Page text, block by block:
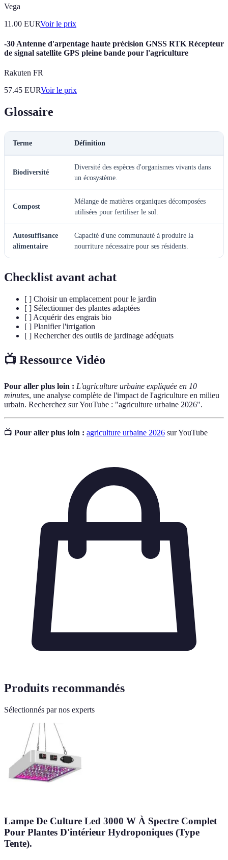
Vega
11.00 EURVoir le prix
-30 Antenne d'arpentage haute précision GNSS RTK Récepteur
de signal satellite GPS pleine bande pour l'agriculture
Rakuten FR
57.45 EURVoir le prix
Glossaire
Terme Définition
Biodiversité
Diversité des espèces d'organismes vivants dans
un écosystème.
Compost
Mélange de matières organiques décomposées
utilisées pour fertiliser le sol.
Autosuffisance
alimentaire
Capacité d'une communauté à produire la
nourriture nécessaire pour ses résidents.
Checklist avant achat
[ ] Choisir un emplacement pour le jardin
[ ] Sélectionner des plantes adaptées
[ ] Acquérir des engrais bio
[ ] Planifier l'irrigation
[ ] Rechercher des outils de jardinage adéquats
📺 Ressource Vidéo
Pour aller plus loin : L'agriculture urbaine expliquée en 10
minutes, une analyse complète de l'impact de l'agriculture en milieu
urbain. Recherchez sur YouTube : "agriculture urbaine 2026".
📺 Pour aller plus loin : agriculture urbaine 2026 sur YouTube
Produits recommandés
Sélectionnés par nos experts
Lampe De Culture Led 3000 W À Spectre Complet
Pour Plantes D'intérieur Hydroponiques (Type
Tente).